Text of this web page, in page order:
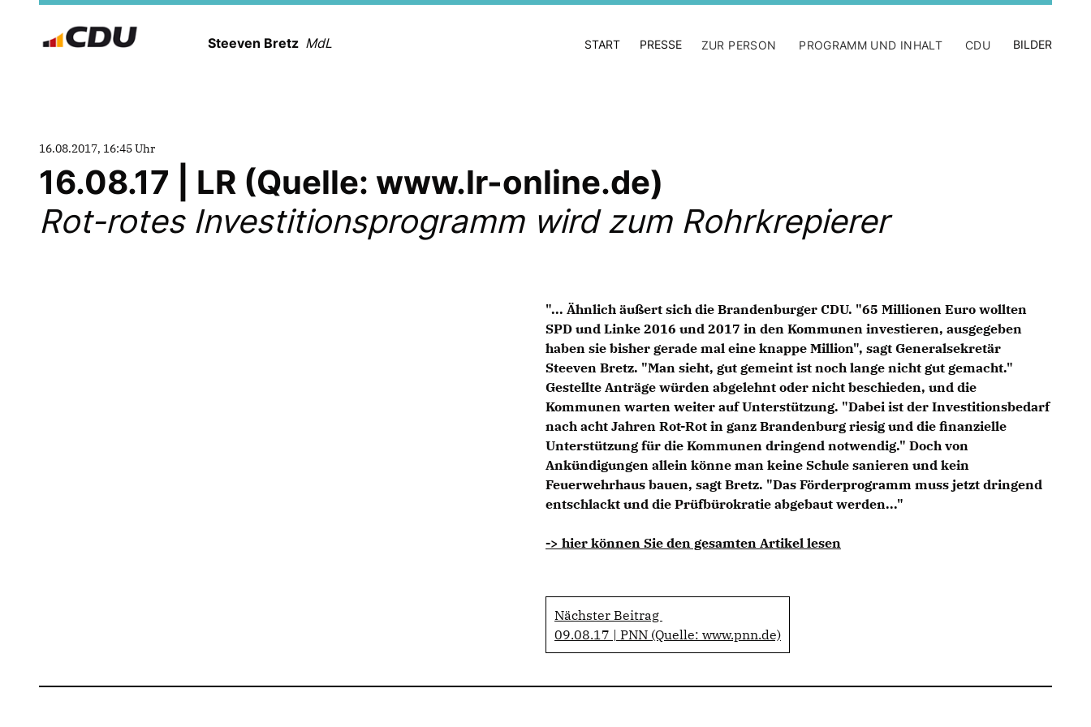
Steeven Bretz MdL START PRESSE ZUR PERSON PROGRAMM UND INHALT CDU BILDER
16.08.2017, 16:45 Uhr
16.08.17 | LR (Quelle: www.lr-online.de)
Rot-rotes Investitionsprogramm wird zum Rohrkrepierer
"... Ähnlich äußert sich die Brandenburger CDU. "65 Millionen Euro wollten
SPD und Linke 2016 und 2017 in den Kommunen investieren, ausgegeben
haben sie bisher gerade mal eine knappe Million", sagt Generalsekretär
Steeven Bretz. "Man sieht, gut gemeint ist noch lange nicht gut gemacht."
Gestellte Anträge würden abgelehnt oder nicht beschieden, und die
Kommunen warten weiter auf Unterstützung. "Dabei ist der Investitionsbedarf
nach acht Jahren Rot-Rot in ganz Brandenburg riesig und die finanzielle
Unterstützung für die Kommunen dringend notwendig." Doch von
Ankündigungen allein könne man keine Schule sanieren und kein
Feuerwehrhaus bauen, sagt Bretz. "Das Förderprogramm muss jetzt dringend
entschlackt und die Prüfbürokratie abgebaut werden..."
-> hier können Sie den gesamten Artikel lesen
Nächster Beitrag
09.08.17 | PNN (Quelle: www.pnn.de)